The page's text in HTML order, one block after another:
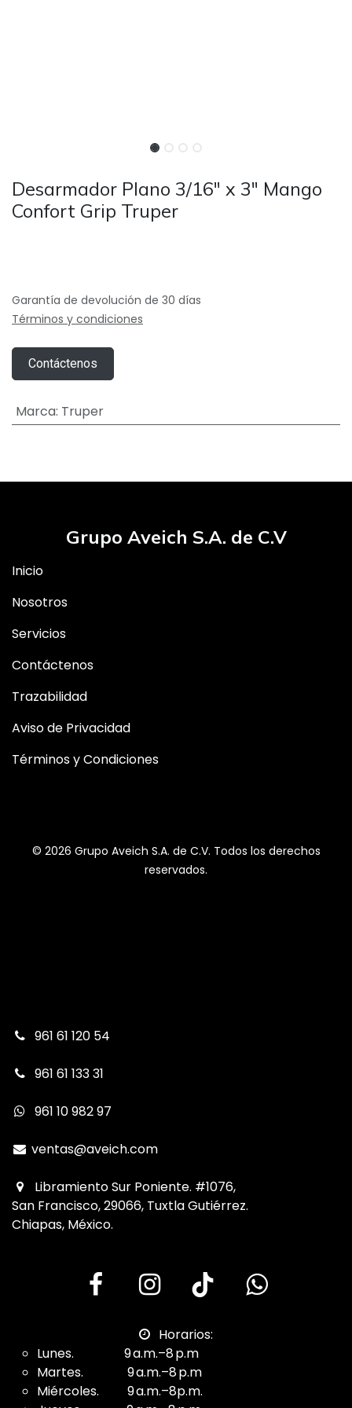
Desarmador Plano 3/16" x 3" Mango
Confort Grip Truper
Garantía de devolución de 30 días
Términos y condiciones
Contáctenos
Marca: Truper
Grupo Aveich S.A. de C.V
Inicio
Nosotros
Servicios
Contáctenos
Trazabilidad
Aviso de Privacidad
Términos y Condiciones
© 2026 Grupo Aveich S.A. de C.V. Todos los derechos
reservados.
961 61 120 54
961 61 133 31
961 10 982 97
ventas@aveich.com
Libramiento Sur Poniente. #1076,
San Francisco, 29066, Tuxtla Gutiérrez.
Chiapas, México.
Horarios:
Lunes. 9 a.m.–8 p.m
Martes. 9 a.m.–8 p.m
Miércoles. 9 a.m.–8p.m.